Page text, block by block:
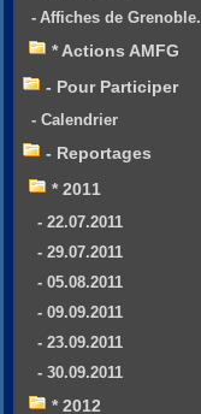
- Affiches de Grenoble.
* Actions AMFG
- Pour Participer
- Calendrier
- Reportages
* 2011
- 22.07.2011
- 29.07.2011
- 05.08.2011
- 09.09.2011
- 23.09.2011
- 30.09.2011
* 2012